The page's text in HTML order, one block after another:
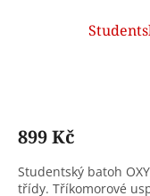
899 Kč
Studentský batoh
třídy. Tříkomorové